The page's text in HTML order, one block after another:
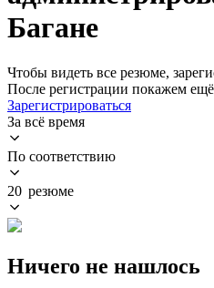
Багане
Чтобы видеть все резюме,
После регистрации покажем
Зарегистрироваться
За всё время
По соответствию
20 резюме
Ничего не нашлось